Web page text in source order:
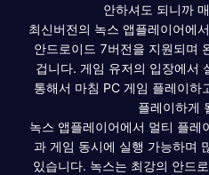
안하셔도 되니까
최신버전의 녹스 앱플레이어에
안드로이드 7버전을 지원되며
겁니다. 게임 유저의 입장에서
통해서 마침 PC 게임 플레이하
플레이하게
녹스 앱플레이어에서 멀티 플레
과 게임 동시에 실행 가능하며
있습니다. 녹스는 최강의 안드